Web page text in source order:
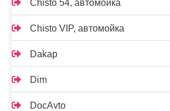
Chisto 54, автомойка
Chisto VIP, автомойка
Dakap
Dim
DocAvto